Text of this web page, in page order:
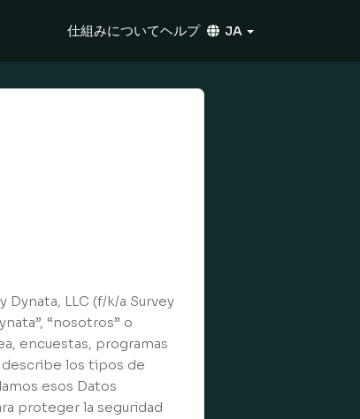
仕組みについてヘルプ JA
LLC (f/k/a Survey
“nosotros” o
encuestas, programas
los tipos de
esos Datos
proteger la seguridad